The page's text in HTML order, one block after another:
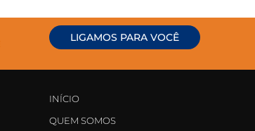
LIGAMOS PARA VOCÊ
INÍCIO
QUEM SOMOS